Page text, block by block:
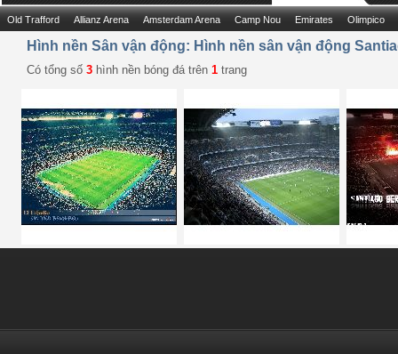
Old Trafford Allianz Arena Amsterdam Arena Camp Nou Emirates Olimpico
Hình nền Sân vận động: Hình nền sân vận động
Có tổng số 3 hình nền bóng đá trên 1 trang